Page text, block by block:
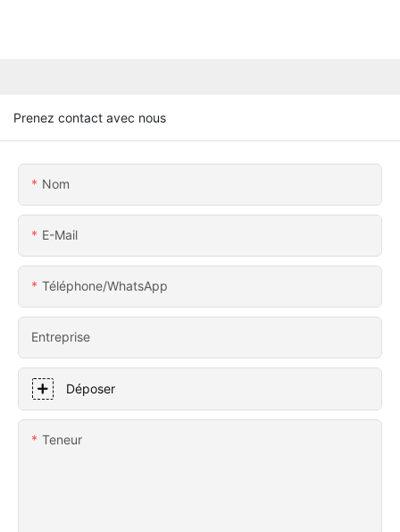
Prenez contact avec nous
Nom
E-Mail
Téléphone/WhatsApp
Entreprise
Déposer
Teneur